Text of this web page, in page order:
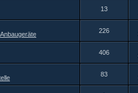
13
226
406
83